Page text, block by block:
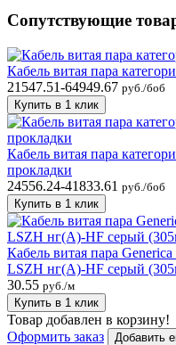
Сопутствующие
Кабель витая пара
21547.51-64949.67 руб./боб
Купить в 1 клик
Кабель витая пара
прокладки
24556.24-41833.61 руб./боб
Купить в 1 клик
Кабель витая пара
LSZH нг(А)-HF серый
30.55 руб./м
Купить в 1 клик
Товар добавлен в корзину!
Оформить заказ
Добавить